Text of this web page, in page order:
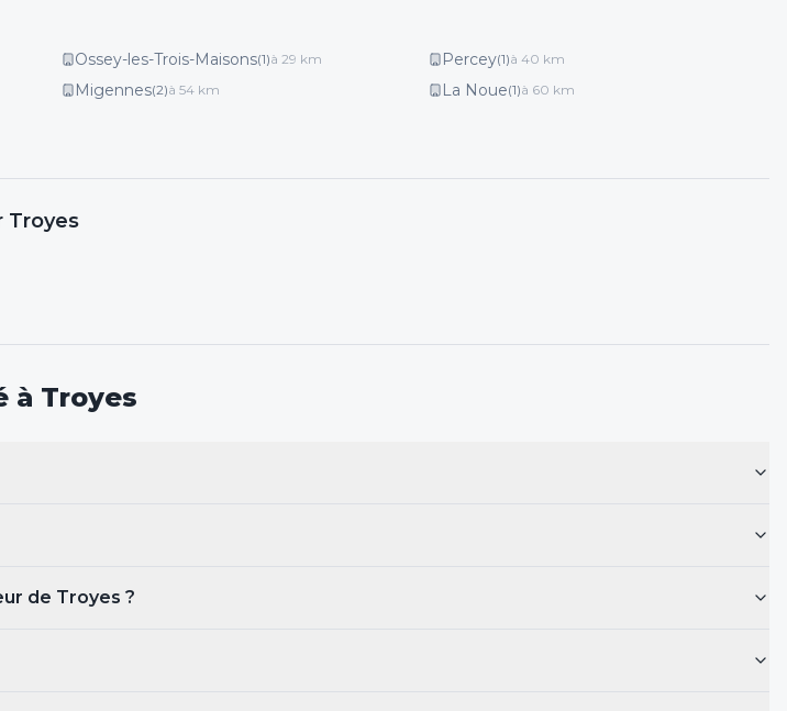
Ossey-les-Trois-Maisons(1)à 29 km Percey(1)à 40 km
Migennes(2)à 54 km La Noue(1)à 60 km
Troyes
à Troyes
de Troyes ?